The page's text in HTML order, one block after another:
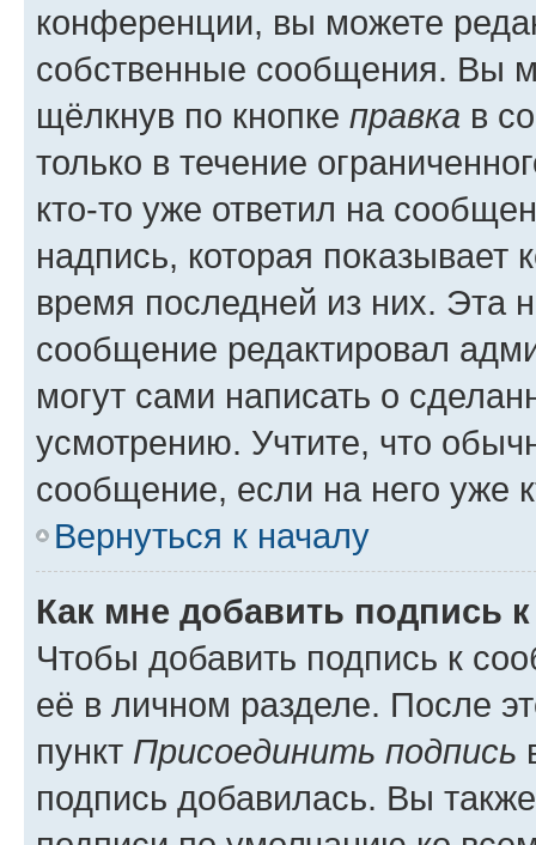
конференции, вы можете
собственные сообщения. Вы
щёлкнув по кнопке правка в
только в течение
кто-то уже ответил на
надпись, которая показывает
время последней из них. Эта
сообщение редактировал
могут сами написать о
усмотрению. Учтите, что
сообщение, если на него уже
Вернуться к началу
Как мне добавить подпись
Чтобы добавить подпись к
её в личном разделе. После
пункт Присоединить подпись
подпись добавилась. Вы